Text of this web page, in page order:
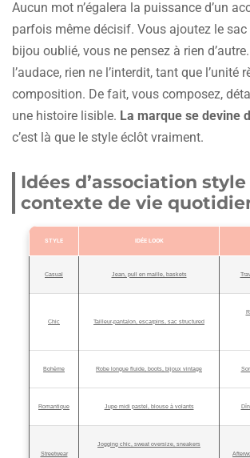
Aucun mot n’égalera la puissance d’un
parfois même décisif. Vous ajoutez le
bijou oublié, vous ne pensez à rien
l’audace, rien ne l’interdit, tant que l’unité
composition. De fait, vous composez,
une histoire lisible. La marque se devine
c’est là que le style éclôt vraiment.
Idées d’association
contexte de vie
STYLE IDÉE LOOK
Casual Jean, pull en maille, baskets
Chic Tailleur-pantalon, escarpins, sac structured
Bohème Robe longue fluide, boots, bijoux vintage
Romantique Jupe midi pastel, blouse à volants
Streetwear
Jogging chic, sweat oversize, sneakers